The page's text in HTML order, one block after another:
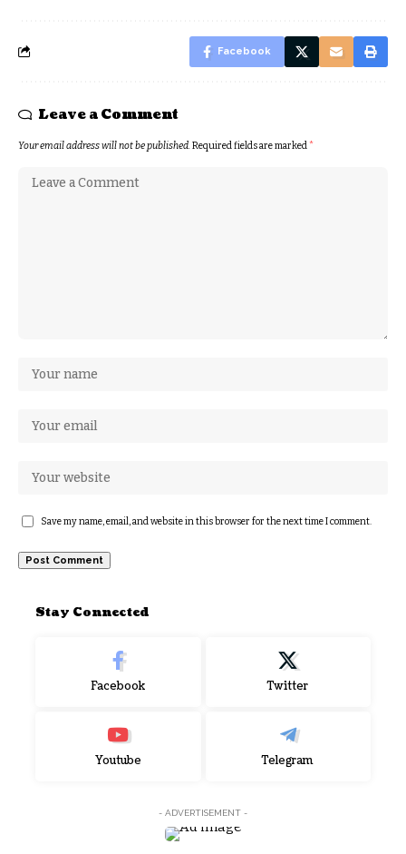
Facebook
Leave a Comment
Your email address will not be published.Required fields are marked*
Save my name, email, and website in this browser for the next time I comment.
Stay Connected
Facebook Twitter
Youtube Telegram
- ADVERTISEMENT -